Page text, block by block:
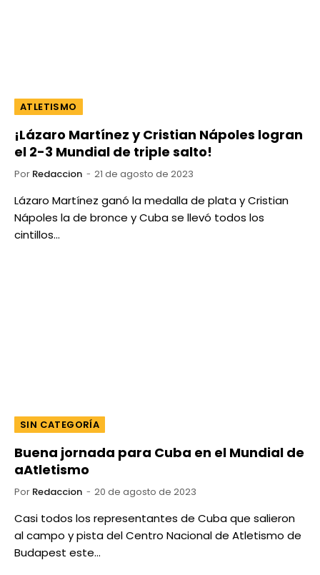
ATLETISMO
¡Lázaro Martínez y Cristian Nápoles logran
el 2-3 Mundial de triple salto!
Por Redaccion 21 de agosto de 2023
Lázaro Martínez ganó la medalla de plata y Cristian
Nápoles la de bronce y Cuba se llevó todos los
cintillos…
SIN CATEGORÍA
Buena jornada para Cuba en el Mundial de
aAtletismo
Por Redaccion 20 de agosto de 2023
Casi todos los representantes de Cuba que salieron
al campo y pista del Centro Nacional de Atletismo de
Budapest este…